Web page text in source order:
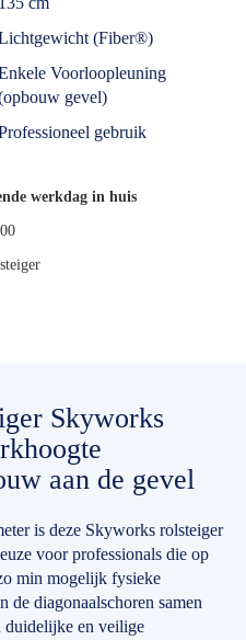
(Fiber®)
Voorloopleuning
gevel)
gebruik
werkdag in huis
Skyworks
aan de gevel
is deze Skyworks rolsteiger
voor professionals die op
min mogelijk fysieke
de diagonaalschoren samen
duidelijke en veilige